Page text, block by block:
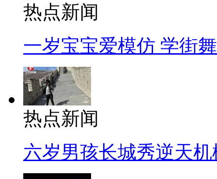
热点新闻
一岁宝宝爱模仿 学街
热点新闻
六岁男孩长城秀逆天机